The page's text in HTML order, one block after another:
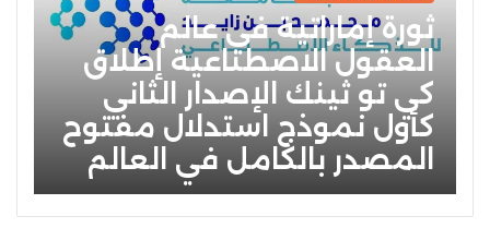
ثورة إماراتية في عالم
العقول الاصطناعية إطلاق
كي تو ثينك الإصدار الثاني
كأول نموذج استدلال مفتوح
المصدر بالكامل في العالم